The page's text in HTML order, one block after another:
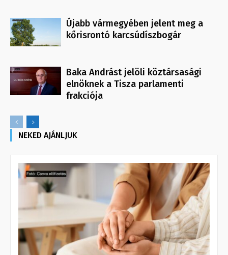
Újabb vármegyében jelent meg a
kőrisrontó karcsúdíszbogár
Baka Andrást jelöli köztársasági
elnöknek a Tisza parlamenti
frakciója
NEKED AJÁNLJUK